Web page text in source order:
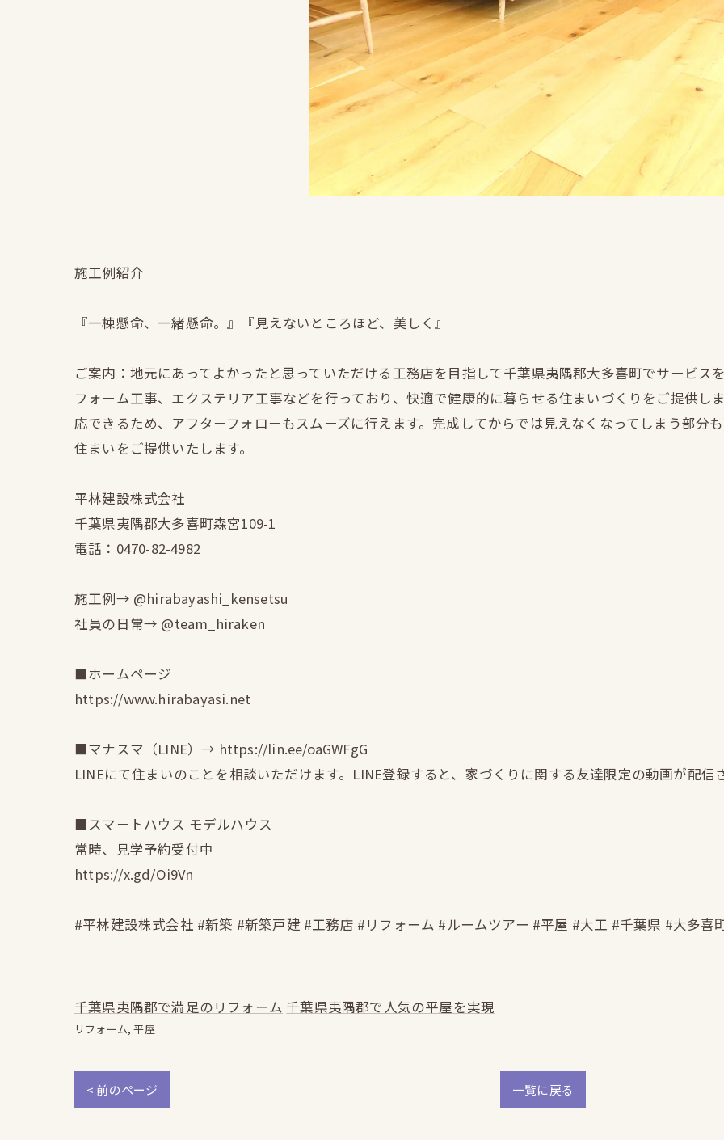
施工例紹介
『一棟懸命、一緒懸命。』『見えないところほど、美しく』
ご案内：地元にあってよかったと思っていただける工務店を目指して千葉県夷隅郡大多喜町でサービス
フォーム工事、エクステリア工事などを行っており、快適で健康的に暮らせる住まいづくりをご提供し
応できるため、アフターフォローもスムーズに行えます。完成してからでは見えなくなってしまう部分
住まいをご提供いたします。
平林建設株式会社
千葉県夷隅郡大多喜町森宮109-1
電話：0470-82-4982
施工例→ @hirabayashi_kensetsu
社員の日常→ @team_hiraken
■ホームページ
https://www.hirabayasi.net
■マナスマ（LINE）→ https://lin.ee/oaGWFgG
LINEにて住まいのことを相談いただけます。LINE登録すると、家づくりに関する友達限定の動画が配信
■スマートハウス モデルハウス
常時、見学予約受付中
https://x.gd/Oi9Vn
#平林建設株式会社 #新築 #新築戸建 #工務店 #リフォーム #ルームツアー #平屋 #大工 #千葉県 #大多喜
千葉県夷隅郡で満足のリフォーム 千葉県夷隅郡で人気の平屋を実現
リフォーム 平屋
< 前のページ 一覧に戻る